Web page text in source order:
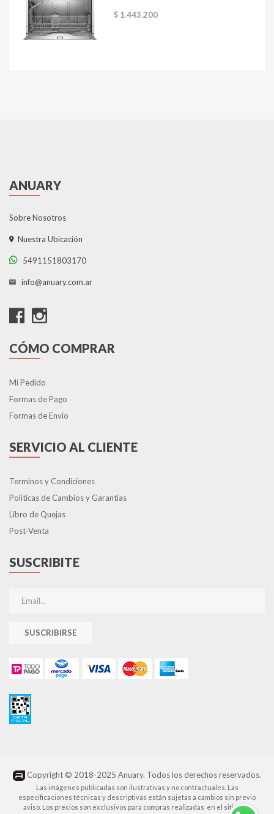
$ 1.443.200
ANUARY
Sobre Nosotros
Nuestra Ubicación
5491151803170
info@anuary.com.ar
CÓMO COMPRAR
Mi Pedido
Formas de Pago
Formas de Envío
SERVICIO AL CLIENTE
Terminos y Condiciones
Políticas de Cambios y Garantías
Libro de Quejas
Post-Venta
SUSCRIBITE
SUSCRIBIRSE
Copyright © 2018-2025 Anuary. Todos los derechos reservados.
Las imágenes publicadas son ilustrativas y no contractuales, Las
especificaciones técnicas y descriptivas están sujetas a cambios sin previo
aviso. Los precios son exclusivos para compras realizadas en el sitio web